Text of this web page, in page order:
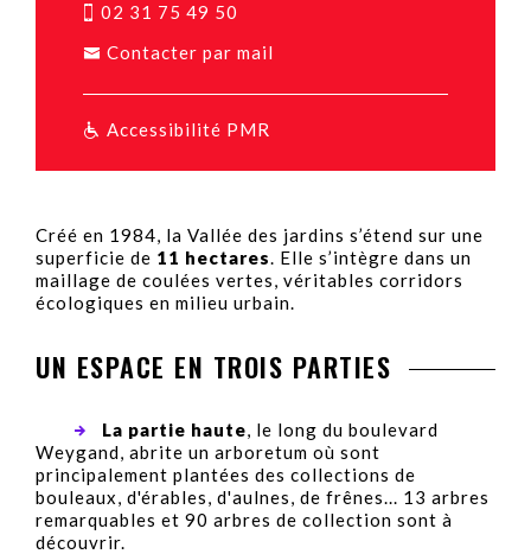
02 31 75 49 50
Contacter par mail
Accessibilité PMR
Créé en 1984, la Vallée des jardins s’étend sur une
superficie de 11 hectares. Elle s’intègre dans un
maillage de coulées vertes, véritables corridors
écologiques en milieu urbain.
UN ESPACE EN TROIS PARTIES
La partie haute, le long du boulevard
Weygand, abrite un arboretum où sont
principalement plantées des collections de
bouleaux, d'érables, d'aulnes, de frênes... 13 arbres
remarquables et 90 arbres de collection sont à
découvrir.